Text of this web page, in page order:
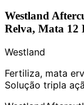
Westland
Relva, Mata 12
Westland
Fertiliza, mata
Solução tripla